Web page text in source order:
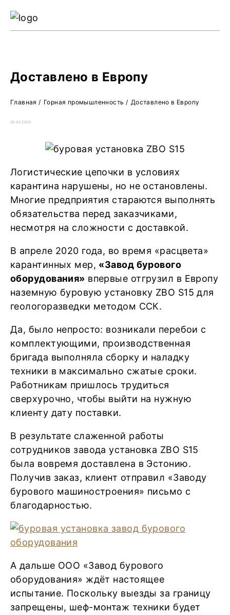
Доставлено в Европу
Главная / Горная промышленность / Доставлено в Европу
26.05.2020
Логистические цепочки в условиях
карантина нарушены, но не остановлены.
Многие предприятия стараются выполнять
обязательства перед заказчиками,
несмотря на сложности с доставкой.
В апреле 2020 года, во время «расцвета»
карантинных мер, «Завод бурового
оборудования» впервые отгрузил в Европу
наземную буровую установку ZBO S15 для
геологоразведки методом ССК.
Да, было непросто: возникали перебои с
комплектующими, производственная
бригада выполняла сборку и наладку
техники в максимально сжатые сроки.
Работникам пришлось трудиться
сверхурочно, чтобы выйти на нужную
клиенту дату поставки.
В результате слаженной работы
сотрудников завода установка ZBO S15
была вовремя доставлена в Эстонию.
Получив заказ, клиент отправил «Заводу
бурового машиностроения» письмо с
благодарностью.
А дальше ООО «Завод бурового
оборудования» ждёт настоящее
испытание. Поскольку выезды за границу
запрещены, шеф-монтаж техники будет